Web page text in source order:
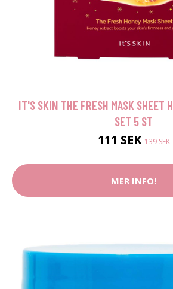
IT'S SKIN THE FRESH MASK SHEET
SET 5 ST
111 SEK139 SEK
MER INFO!